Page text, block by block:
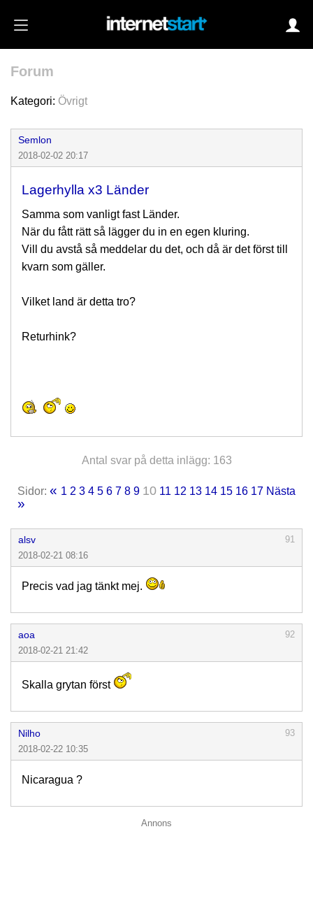
•
Forum
Kategori: Övrigt
Semlon
2018-02-02 20:17
Lagerhylla x3 Länder
Samma som vanligt fast Länder.
När du fått rätt så lägger du in en egen kluring.
Vill du avstå så meddelar du det, och då är det först till
kvarn som gäller.
Vilket land är detta tro?
Returhink?
Antal svar på detta inlägg: 163
Sidor: « 1 2 3 4 5 6 7 8 9 10 11 12 13 14 15 16 17 Nästa
»
alsv
91
2018-02-21 08:16
Precis vad jag tänkt mej.
aoa
92
2018-02-21 21:42
Skalla grytan först
Nilho
93
2018-02-22 10:35
Nicaragua ?
Annons